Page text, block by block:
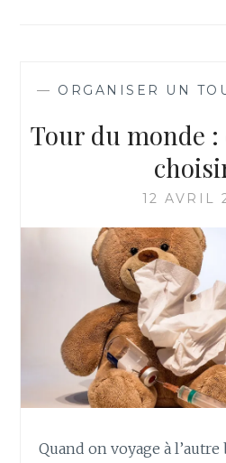
— ORGANISER UN
Tour du monde :
12 AVRIL
Quand on voyage à